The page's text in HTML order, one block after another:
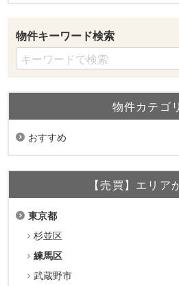
物件キーワード検索
物件カテゴ
おすすめ
【売買】エリア
東京都
杉並区
練馬区
武蔵野市